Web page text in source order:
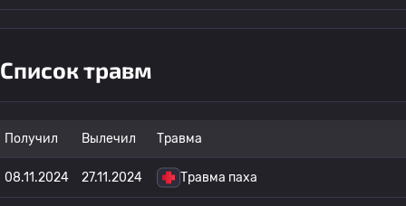
Список травм
Получил Вылечил Травма
08.11.2024 27.11.2024 Травма паха